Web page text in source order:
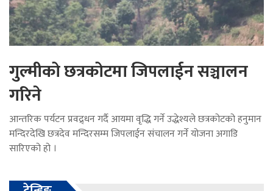
गुल्मीको छत्रकोटमा जिपलाईन सञ्चालन
गरिने
आन्तरिक पर्यटन प्रवद्र्धन गर्दै आयमा वृद्धि गर्ने उद्धेश्यले छत्रकोटको हनुमान
मन्दिरदेखि छत्रदेव मन्दिरसम्म जिपलाईन संचालन गर्ने योजना अगाडि
सारिएको हो ।